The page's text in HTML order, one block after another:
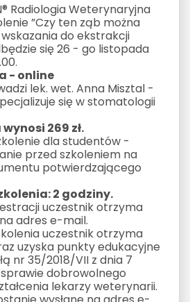
Radiologia Weterynaryjna
”Czy ten ząb można
do ekstrakcji
się 26 - go listopada
- online
lek. wet. Anna Misztal -
się w stomatologii
269 zł.
dla studentów -
przed szkoleniem na
potwierdzającego
2 godziny.
uczestnik otrzyma
adres e-mail.
uczestnik otrzyma
uzyska punkty edukacyjne
nr 35/2018/VII z dnia 7
sprawie dobrowolnego
lekarzy weterynarii.